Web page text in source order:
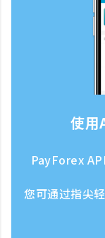
使用
PayForex
您可通过指尖